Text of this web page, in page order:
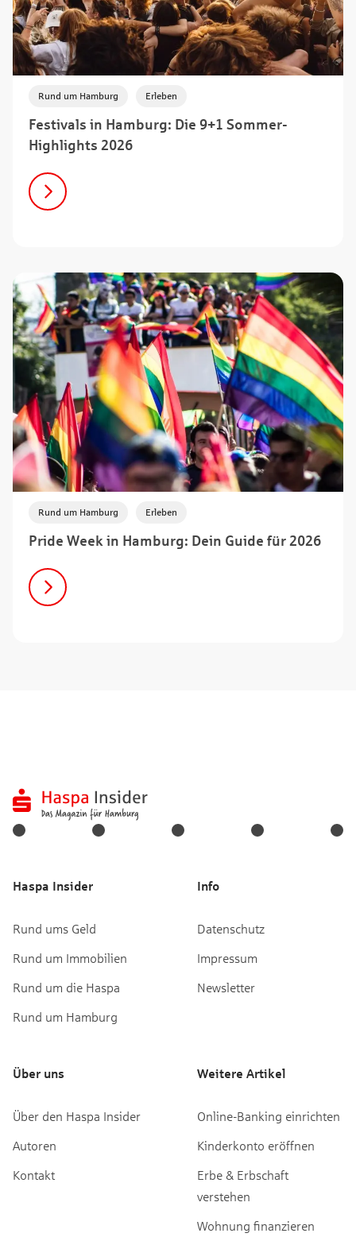
Festivals in Hamburg: Die 9+1 Sommer-
Highlights 2026
Rund um Hamburg Erleben
Pride Week in Hamburg: Dein Guide für 2026
Rund um Hamburg Erleben
Haspa Insider
Rund ums Geld
Rund um Immobilien
Rund um die Haspa
Rund um Hamburg
Info
Datenschutz
Impressum
Newsletter
Über uns
Über den Haspa Insider
Autoren
Kontakt
Weitere Artikel
Online-Banking einrichten
Kinderkonto eröffnen
Erbe & Erbschaft
verstehen
Wohnung finanzieren